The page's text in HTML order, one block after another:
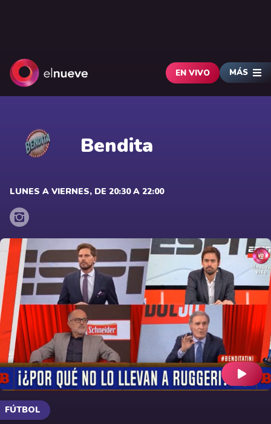
EN VIVO MÁS
Bendita
LUNES A VIERNES, DE 20:30 A 22:00
FÚTBOL